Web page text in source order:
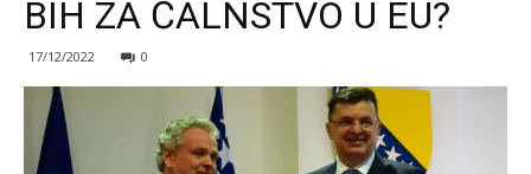
BIH ZA ČALNSTVO U EU?
17/12/2022 0